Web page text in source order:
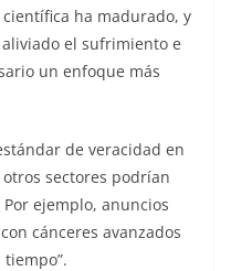
ha madurado, y
el sufrimiento e
un enfoque más
de veracidad en
sectores podrían
ejemplo, anuncios
cánceres avanzados